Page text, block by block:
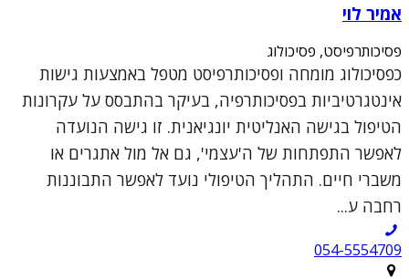
אמיר לוי
פסיכותרפיסט, פסיכולוג
כפסיכולוג מומחה ופסיכותרפיסט מטפל באמצעות גישות
אינטגרטיביות בפסיכותרפיה, בעיקר בהתבסס על עקרונות
הטיפול בגישה האנליטית יונגיאנית. זו גישה הנועדה
לאפשר התפתחות של ה'עצמי', גם אל מול אתגרים או
משברי חיים. התהליך הטיפולי נועד לאפשר התבוננות
רחבה ע...
054-5554709